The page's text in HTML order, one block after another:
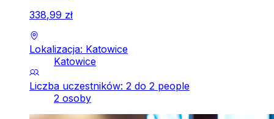
338,99 zł
Lokalizacja: Katowice
Katowice
Liczba uczestników: 2 do 2 people
2 osoby